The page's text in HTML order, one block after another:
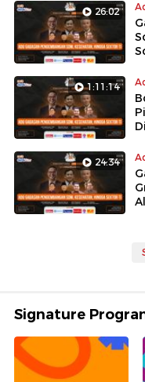
26:02
1:11:14
24:34
Signature